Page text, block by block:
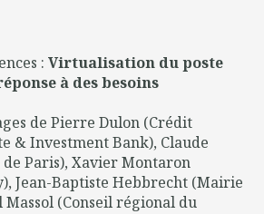
:Virtualisation du poste
à des besoins
de Pierre Dulon (Crédit
& Investment Bank), Claude
Paris), Xavier Montaron
Jean-Baptiste Hebbrecht (Mairie
Massol (Conseil régional du